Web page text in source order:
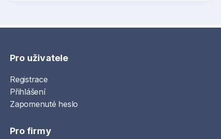
Pro uživatele
Registrace
Přihlášení
Zapomenuté heslo
Pro firmy